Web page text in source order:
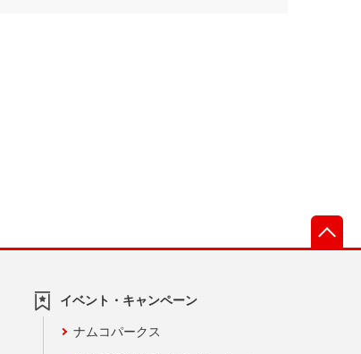
イベント・キャンペーン
ナムコパークス